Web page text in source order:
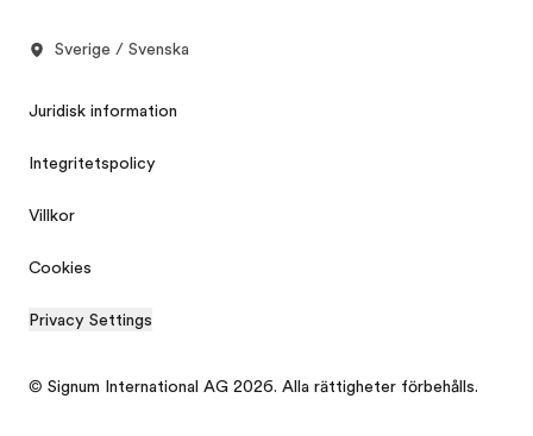
Sverige / Svenska
Juridisk information
Integritetspolicy
Villkor
Cookies
Privacy Settings
© Signum International AG 2026. Alla rättigheter förbehålls.